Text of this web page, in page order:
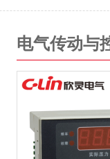
电气传动与